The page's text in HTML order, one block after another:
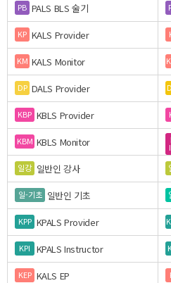
PB PALS BLS 술기
KP KALS Provider
KM KALS Monitor
DP DALS Provider
KBP KBLS Provider
KBM KBLS Monitor
일강 일반인 강사
일-기초 일반인 기초
KPP KPALS Provider
KPI KPALS Instructor
KEP KALS EP